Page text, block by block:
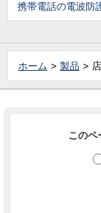
携帯電話の電波防
ホーム 製品
このペ